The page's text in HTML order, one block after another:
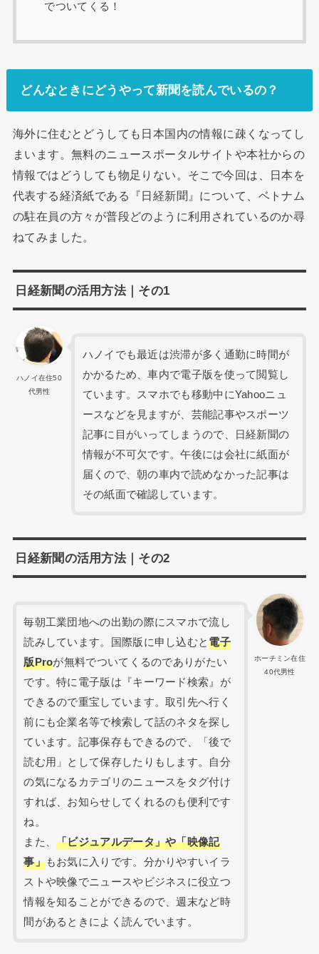
でついてくる！
どんなときにどうやって新聞を読んでいるの？
海外に住むとどうしても日本国内の情報に疎くなってし
まいます。無料のニュースポータルサイトや本社からの
情報ではどうしても物足りない。そこで今回は、日本を
代表する経済紙である『日経新聞』について、ベトナム
の駐在員の方々が普段どのように利用されているのか尋
ねてみました。
日経新聞の活用方法｜その1
ハノイ在住50
代男性
ハノイでも最近は渋滞が多く通勤に時間が
かかるため、車内で電子版を使って閲覧し
ています。スマホでも移動中にYahooニュ
ースなどを見ますが、芸能記事やスポーツ
記事に目がいってしまうので、日経新聞の
情報が不可欠です。午後には会社に紙面が
届くので、朝の車内で読めなかった記事は
その紙面で確認しています。
日経新聞の活用方法｜その2
ホーチミン在住
40代男性
毎朝工業団地への出勤の際にスマホで流し
読みしています。国際版に申し込むと電子
版Proが無料でついてくるのでありがたい
です。特に電子版は『キーワード検索』が
できるので重宝しています。取引先へ行く
前にも企業名等で検索して話のネタを探し
ています。記事保存もできるので、「後で
読む用」として保存したりもします。自分
の気になるカテゴリのニュースをタグ付け
すれば、お知らせしてくれるのも便利です
ね。
また、「ビジュアルデータ」や「映像記
事」もお気に入りです。分かりやすいイラ
ストや映像でニュースやビジネスに役立つ
情報を知ることができるので、週末など時
間があるときによく読んでいます。